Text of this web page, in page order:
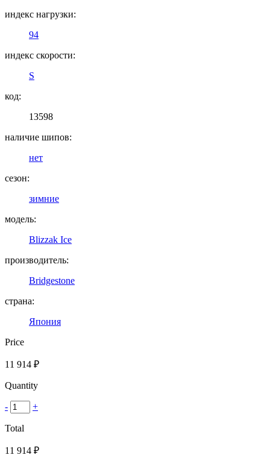
индекс нагрузки:
94
индекс скорости:
S
код:
13598
наличие шипов:
нет
сезон:
зимние
модель:
Blizzak Ice
производитель:
Bridgestone
страна:
Япония
Price
11 914 ₽
Quantity
- +
Total
11 914 ₽